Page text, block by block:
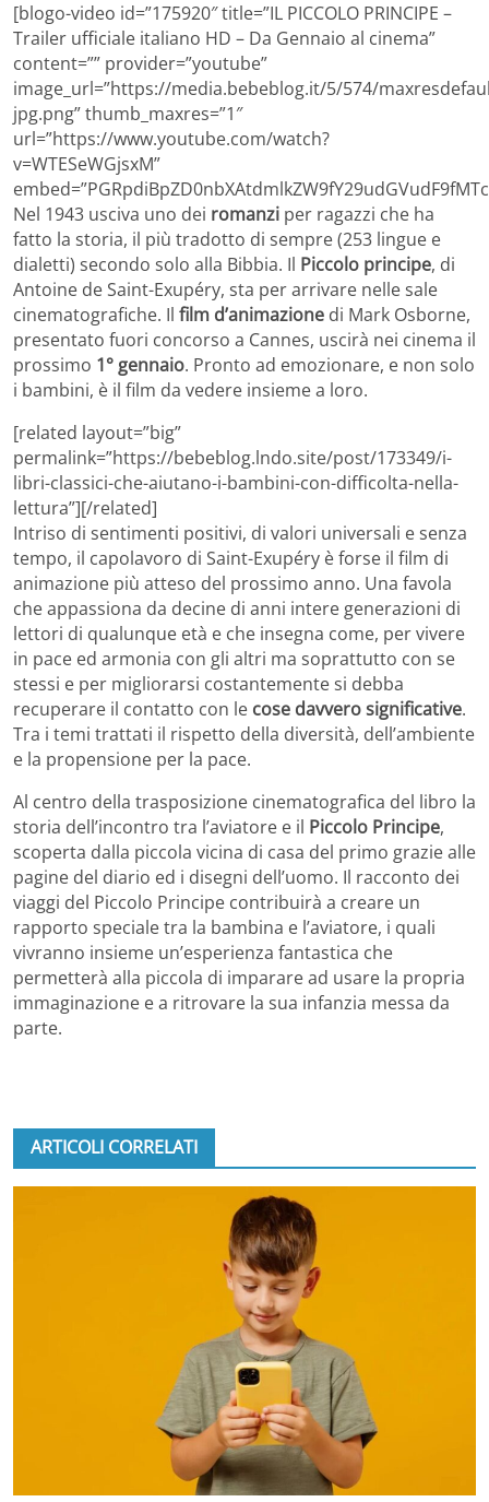
[blogo-video id=”175920″ title=”IL PICCOLO PRINCIPE –
Trailer ufficiale italiano HD – Da Gennaio al cinema”
content=”” provider=”youtube”
image_url=”https://media.bebeblog.it/5/574/
jpg.png” thumb_maxres=”1″
url=”https://www.youtube.com/watch?
v=WTESeWGjsxM”
Nel 1943 usciva uno dei romanzi per ragazzi che ha
fatto la storia, il più tradotto di sempre (253 lingue e
dialetti) secondo solo alla Bibbia. Il Piccolo principe, di
Antoine de Saint-Exupéry, sta per arrivare nelle sale
cinematografiche. Il film d’animazione di Mark Osborne,
presentato fuori concorso a Cannes, uscirà nei cinema il
prossimo 1° gennaio. Pronto ad emozionare, e non solo
i bambini, è il film da vedere insieme a loro.
[related layout=”big”
permalink=”https://bebeblog.lndo.site/post/173349/i-
libri-classici-che-aiutano-i-bambini-con-difficolta-nella-
lettura”][/related]
Intriso di sentimenti positivi, di valori universali e senza
tempo, il capolavoro di Saint-Exupéry è forse il film di
animazione più atteso del prossimo anno. Una favola
che appassiona da decine di anni intere generazioni di
lettori di qualunque età e che insegna come, per vivere
in pace ed armonia con gli altri ma soprattutto con se
stessi e per migliorarsi costantemente si debba
recuperare il contatto con le cose davvero significative.
Tra i temi trattati il rispetto della diversità, dell’ambiente
e la propensione per la pace.
Al centro della trasposizione cinematografica del libro la
storia dell’incontro tra l’aviatore e il Piccolo Principe,
scoperta dalla piccola vicina di casa del primo grazie alle
pagine del diario ed i disegni dell’uomo. Il racconto dei
viaggi del Piccolo Principe contribuirà a creare un
rapporto speciale tra la bambina e l’aviatore, i quali
vivranno insieme un’esperienza fantastica che
permetterà alla piccola di imparare ad usare la propria
immaginazione e a ritrovare la sua infanzia messa da
parte.
ARTICOLI CORRELATI